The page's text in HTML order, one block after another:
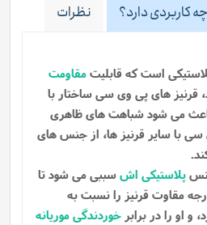
کاربردی دارد؟ نظرات
است که قابلیتمقاومت
قرنیز های پی وی سی ساختار با
می شود شباهت های ظاهری
با سایر قرنیز ها، از جنس های
پلاستیکی اشسببی می شود تا
مقاوت قرنیز را نسبت به
و او را در برابر خوردندگی موریانه